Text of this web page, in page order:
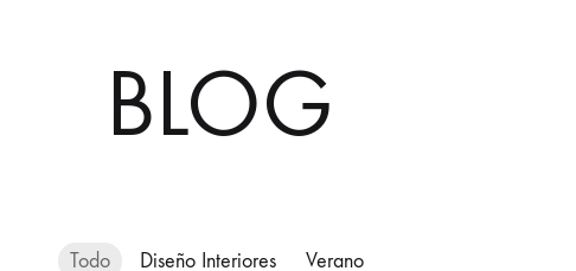
BLOG
Todo Diseño Interiores Verano